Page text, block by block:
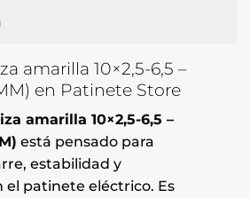
amarilla 10×2,5-6,5 –
en Patinete Store
amarilla 10×2,5-6,5 –
está pensado para
estabilidad y
el patinete eléctrico. Es